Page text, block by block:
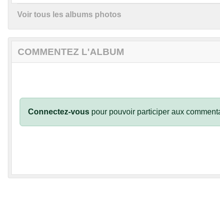
Voir tous les albums photos
COMMENTEZ L'ALBUM
Connectez-vous pour pouvoir participer aux